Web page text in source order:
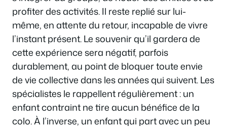
profiter des activités. Il reste replié sur lui-
même, en attente du retour, incapable de vivre
l’instant présent. Le souvenir qu’il gardera de
cette expérience sera négatif, parfois
durablement, au point de bloquer toute envie
de vie collective dans les années qui suivent. Les
spécialistes le rappellent régulièrement : un
enfant contraint ne tire aucun bénéfice de la
colo. À l’inverse, un enfant qui part avec un peu